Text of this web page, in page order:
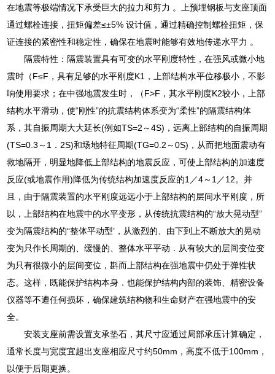
在地震等极端情况下承受巨大的拉力和剪力 。上预埋钢板与支座顶面
通过螺栓连接，扭矩偏差≤±5% 设计值，通过精确控制螺栓扭矩，保
证连接的紧密性和稳定性，确保在地震时能够有效地传递水平力 。
隔震特性：隔震装置具有可变的水平刚度特性，在强风或微小地
震时（F≤F，具有足够的水平刚度K1，上部结构水平位移极小，不影
响使用要求；在中强地震发生时，（F>F，其水平刚度K2较小，上部
结构水平滑动，使“刚性”的抗震结构体系变为“柔性”的隔震结构体
系，其自振周期大大延长(例如TS=2～4S)，远离上部结构的自振周期
(TS=0.3～1．2S)和场地特征周期(TG=0.2～0S)，从而把地面震动有
救地隔开，明显地降低上部结构的地震反应，可使上部结构的加速度
反应(或地震作用)降低为传统结构加速度反应的1／4～1／12。并
且，由于隔震装置的水平刚度远远小于上部结构的层间水平刚度，所
以，上部结构在地震中的水平变形，从传统抗震结构的“放大晃动型”
变为隔震结构的“整体平动型’，从激烈的、由下到上不断放大的晃动
变为只作长周期的、缓慢的、整体水平平动．从有较大的层间变位变
为只有很微小的层间变位，斟而上部结构在强地震中仍处于弹性状
态。这样，既能保护结构本身．也能保护结构内部的装饰、精密设备
仪器等不遭任何损坏，确保建筑结构物和生命财产在强地震中的安
全。
安装支座前需设置支承垫石，其尺寸应通过局部承压计算确定，
通常长度与宽度宜超出支座相应尺寸约50mm，高度不低于100mm，
以便于后期更换。